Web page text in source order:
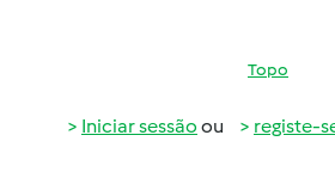
Topo
Iniciar sessão ou registe-